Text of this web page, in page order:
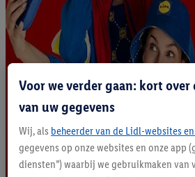
Voor we verder gaan: kort
van uw gegevens
Wij, als beheerder van de Lidl-websites
gegevens op onze websites en onze app
diensten”) waarbij we gebruikmaken van